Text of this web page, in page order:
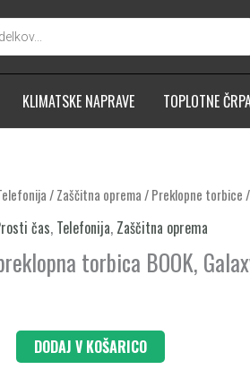
KLIMATSKE NAPRAVE TOPLOTNE
/Zaščitna oprema/Preklopne torbice
čas, Telefonija, Zaščitna oprema
torbica BOOK,
DODAJ V KOŠARICO